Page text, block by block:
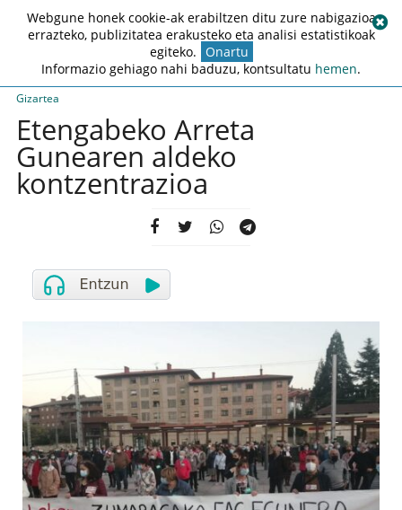
Gizartea
Etengabeko Arreta
Gunearen aldeko
kontzentrazioa
Webgune honek cookie-ak erabiltzen ditu zure nabigazioa
errazteko, publizitatea erakusteko eta analisi estatistikoak
egiteko. Onartu
Informazio gehiago nahi baduzu, kontsultatu hemen.